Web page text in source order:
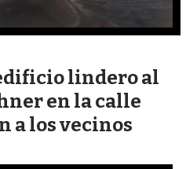
lindero al
en la calle
a los vecinos